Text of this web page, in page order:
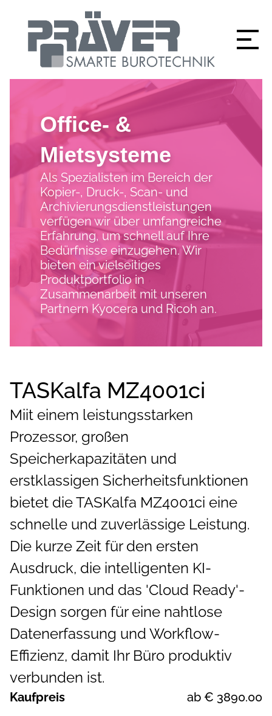
Office- &
Mietsysteme
Als Spezialisten im Bereich der
Kopier-, Druck-, Scan- und
Archivierungsdienstleistungen
verfügen wir über umfangreiche
Erfahrung, um schnell auf Ihre
Bedürfnisse einzugehen. Wir
bieten ein vielseitiges
Produktportfolio in
Zusammenarbeit mit unseren
Partnern Kyocera und Ricoh an.
TASKalfa MZ4001ci
Miit einem leistungsstarken
Prozessor, großen
Speicherkapazitäten und
erstklassigen Sicherheitsfunktionen
bietet die TASKalfa MZ4001ci eine
schnelle und zuverlässige Leistung.
Die kurze Zeit für den ersten
Ausdruck, die intelligenten KI-
Funktionen und das 'Cloud Ready'-
Design sorgen für eine nahtlose
Datenerfassung und Workflow-
Effizienz, damit Ihr Büro produktiv
verbunden ist.
Kaufpreis ab € 3890.00